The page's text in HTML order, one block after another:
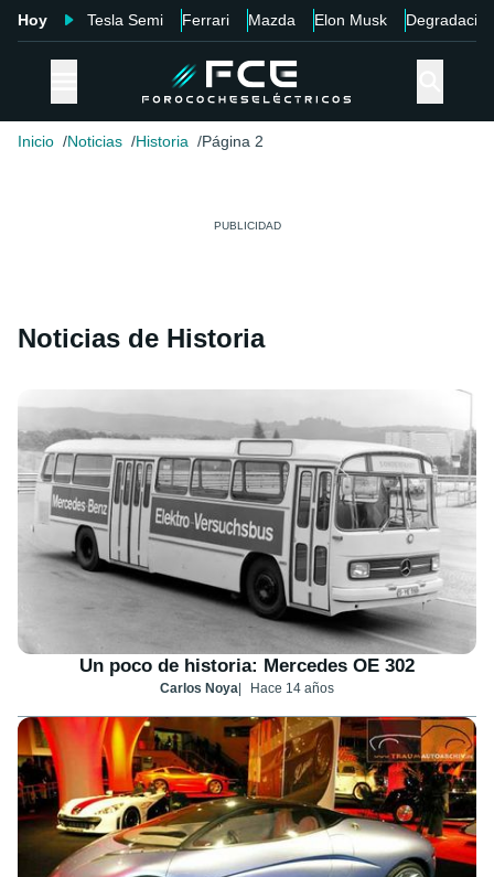
Hoy Tesla Semi Ferrari Mazda Elon Musk Degradación
Inicio Noticias Historia Página 2
Noticias de Historia
Un poco de historia: Mercedes OE 302
Carlos Noya Hace 14 años